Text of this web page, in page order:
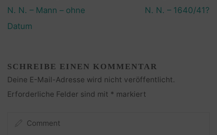
N. N. – Mann – ohne
Datum
N. N. – 1640/41?
SCHREIBE EINEN KOMMENTAR
Deine E-Mail-Adresse wird nicht veröffentlicht.
Erforderliche Felder sind mit * markiert